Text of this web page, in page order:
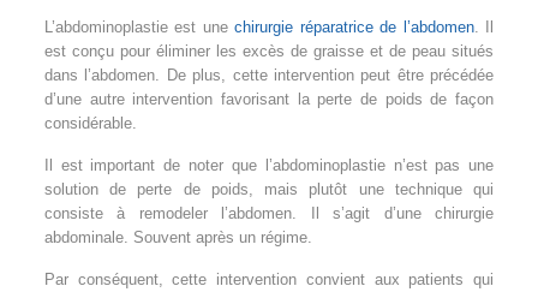
L’abdominoplastie est unechirurgie réparatrice de l’abdomen. Il
est conçu pour éliminer les excès de graisse et de peau situés
dans l’abdomen. De plus, cette intervention peut être précédée
d’une autre intervention favorisant la perte de poids de façon
considérable.
Il est important de noter que l’abdominoplastie n’est pas une
solution de perte de poids, mais plutôt une technique qui
consiste à remodeler l’abdomen. Il s’agit d’une chirurgie
abdominale. Souvent après un régime.
Par conséquent, cette intervention convient aux patients qui